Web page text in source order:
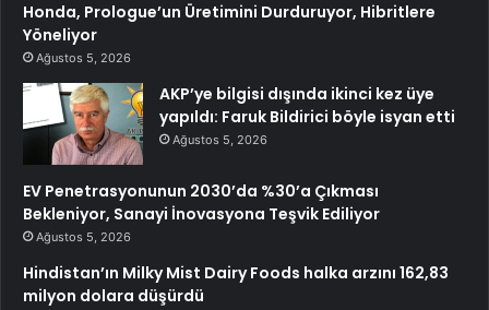
Honda, Prologue’un Üretimini Durduruyor, Hibritlere
Yöneliyor
Ağustos 5, 2026
AKP’ye bilgisi dışında ikinci kez üye
yapıldı: Faruk Bildirici böyle isyan etti
Ağustos 5, 2026
EV Penetrasyonunun 2030’da %30’a Çıkması
Bekleniyor, Sanayi İnovasyona Teşvik Ediliyor
Ağustos 5, 2026
Hindistan’ın Milky Mist Dairy Foods halka arzını 162,83
milyon dolara düşürdü